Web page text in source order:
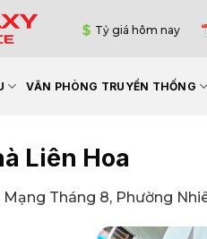
Tỷ giá hôm nay
VĂN PHÒNG TRUYỀN THỐNG
Liên Hoa
Mạng Tháng 8, Phường